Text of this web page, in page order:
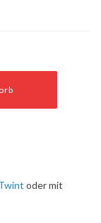
oder mit